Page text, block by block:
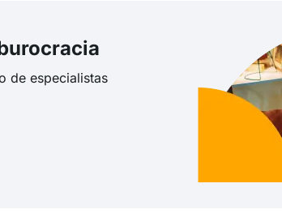
de especialistas